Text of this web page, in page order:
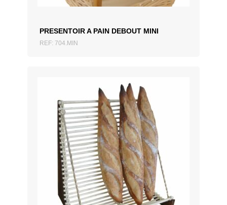
PRESENTOIR A PAIN DEBOUT MINI
REF: 704.MIN
AJOUTER AU DEVIS